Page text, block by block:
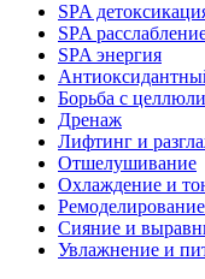
SPA
SPA
SPA энергия
Борьба с
Дренаж
Лифтинг и
Отшелушивание
Охлаждение и
Сияние и
Увлажнение и